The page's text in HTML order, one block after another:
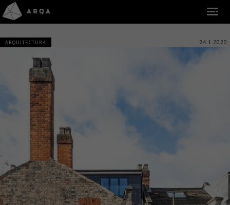
ARQUITECTURA 24.1.2020